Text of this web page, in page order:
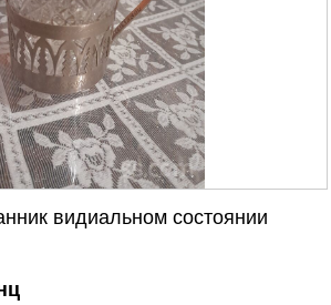
видиальном состоянии